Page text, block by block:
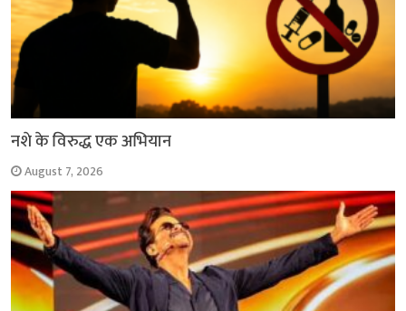
नशे के विरुद्ध एक अभियान
August 7, 2026